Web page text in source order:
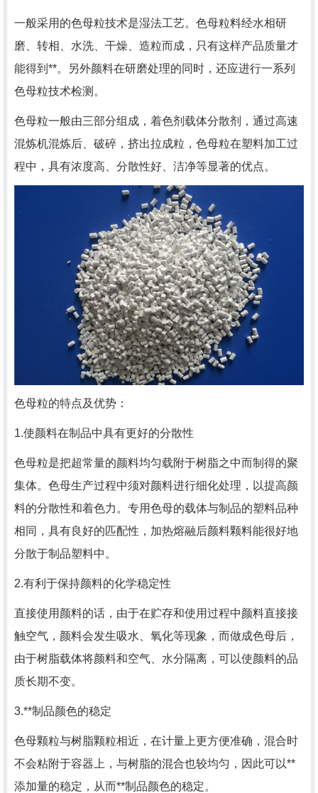
一般采用的色母粒技术是湿法工艺。色母粒料经水相研
磨、转相、水洗、干燥、造粒而成，只有这样产品质量才
能得到**。另外颜料在研磨处理的同时，还应进行一系列
色母粒技术检测。
色母粒一般由三部分组成，着色剂载体分散剂，通过高速
混炼机混炼后、破碎，挤出拉成粒，色母粒在塑料加工过
程中，具有浓度高、分散性好、洁净等显著的优点。
色母粒的特点及优势：
1.使颜料在制品中具有更好的分散性
色母粒是把超常量的颜料均匀载附于树脂之中而制得的聚
集体。色母生产过程中须对颜料进行细化处理，以提高颜
料的分散性和着色力。专用色母的载体与制品的塑料品种
相同，具有良好的匹配性，加热熔融后颜料颗料能很好地
分散于制品塑料中。
2.有利于保持颜料的化学稳定性
直接使用颜料的话，由于在贮存和使用过程中颜料直接接
触空气，颜料会发生吸水、氧化等现象，而做成色母后，
由于树脂载体将颜料和空气、水分隔离，可以使颜料的品
质长期不变。
3.**制品颜色的稳定
色母颗粒与树脂颗粒相近，在计量上更方便准确，混合时
不会粘附于容器上，与树脂的混合也较均匀，因此可以**
添加量的稳定，从而**制品颜色的稳定。